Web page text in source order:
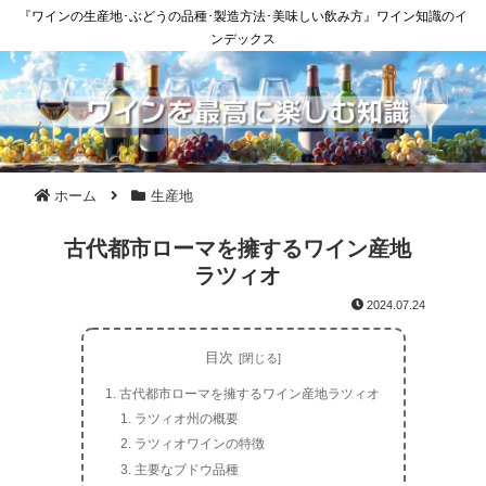
『ワインの生産地･ぶどうの品種･製造方法･美味しい飲み方』ワイン知識のイ
ンデックス
ホーム 生産地
古代都市ローマを擁するワイン産地
ラツィオ
2024.07.24
目次
古代都市ローマを擁するワイン産地ラツィオ
ラツィオ州の概要
ラツィオワインの特徴
主要なブドウ品種